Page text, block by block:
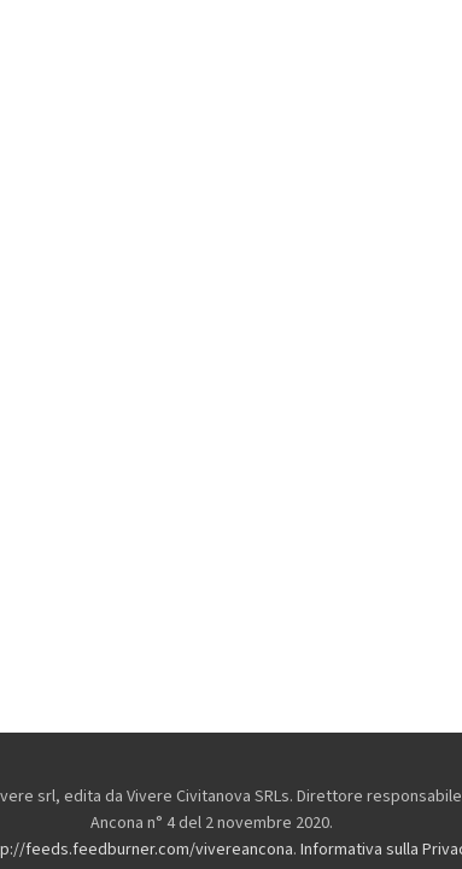
srl, edita da Vivere Civitanova SRLs. Direttore responsabile
Ancona n° 4 del 2 novembre 2020.
feeds.feedburner.com/vivereancona. Informativa sulla